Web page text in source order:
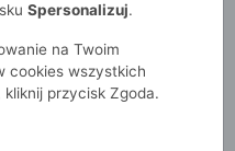
Spersonalizuj.
na Twoim
cookies wszystkich
przycisk Zgoda.